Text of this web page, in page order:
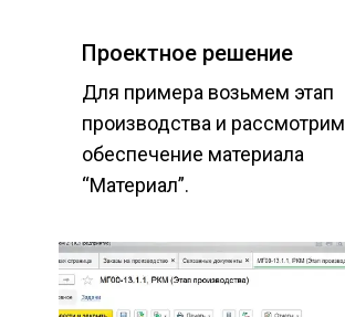
Для примера возьмем этап
производства и рассмотрим
обеспечение материала
“Материал”.
Проектное решение